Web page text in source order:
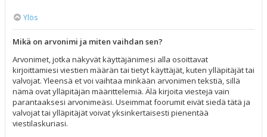
Ylös
Mikä on arvonimi ja miten vaihdan sen?
Arvonimet, jotka näkyvät käyttäjänimesi alla osoittavat
kirjoittamiesi viestien määrän tai tietyt käyttäjät, kuten ylläpitäjät tai
valvojat. Yleensä et voi vaihtaa minkään arvonimen tekstiä, sillä
nämä ovat ylläpitäjän määrittelemiä. Älä kirjoita viestejä vain
parantaaksesi arvonimeäsi. Useimmat foorumit eivät siedä tätä ja
valvojat tai ylläpitäjät voivat yksinkertaisesti pienentää
viestilaskuriasi.